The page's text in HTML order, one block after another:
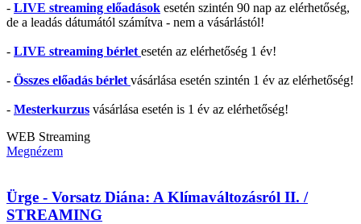
- LIVE streaming előadások esetén szintén 90 nap az elérhetőség,
de a leadás dátumától számítva - nem a vásárlástól!
- LIVE streaming bérlet esetén az elérhetőség 1 év!
- Összes előadás bérlet vásárlása esetén szintén 1 év az elérhetőség!
- Mesterkurzus vásárlása esetén is 1 év az elérhetőség!
WEB Streaming
Megnézem
Ürge - Vorsatz Diána: A Klímaváltozásról II. /
STREAMING